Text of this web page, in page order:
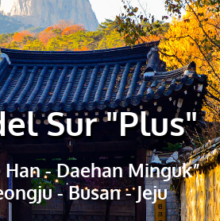
Sur "Plus"
- Daehan Minguk”
- Busan - Jeju